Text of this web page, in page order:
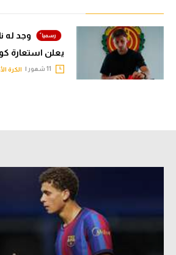
رياضات أخرى
أمم إفريقيا
كرة السلة الأمريكية
وجد له
يعلن استعارة
الكرة